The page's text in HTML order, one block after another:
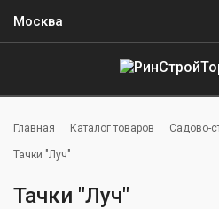
Москва
Главная Каталог товаров Садово-
Тачки "Луч"
Тачки "Луч"